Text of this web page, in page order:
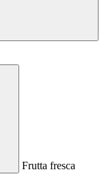
Frutta fresca